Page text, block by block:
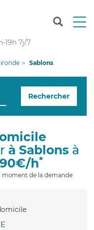
T
n
g
19h 7j/7
Sablons
Rechercher
à Sablonsà
h*
moment de la demande